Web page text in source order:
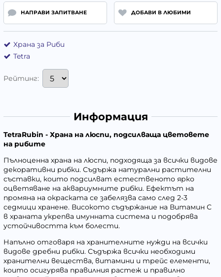
НАПРАВИ ЗАПИТВАНЕ ДОБАВИ В ЛЮБИМИ
Храна за Риби
Tetra
Рейтинг:
Информация
TetraRubin - Храна на люспи, подсилваща цветовете
на рибите
Пълноценна храна на люспи, подходяща за всички видове
декоративни рибки. Съдържа натурални растителни
съставки, които подсилват естественото ярко
оцветяване на аквариумните рибки. Ефектът на
промяна на окраската се забелязва само след 2-3
седмици хранене. Високото съдържание на Витамин C
в храната укрепва имунната система и подобрява
устойчивостта към болести.
Напълно отговаря на хранителните нужди на всички
видове дребни рибки. Съдържа всички необходими
хранителни вещества, витамини и трейс елементи,
които осигурява правилния растеж и правилно